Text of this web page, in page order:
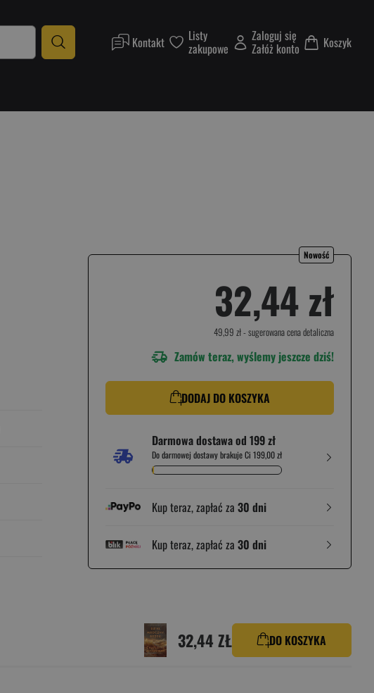
Kontakt Listy
zakupowe
Zaloguj się
Załóż konto Koszyk
Nowość
32,44 zł
49,99 zł- sugerowana cena detaliczna
Zamów teraz, wyślemy jeszcze dziś!
DODAJ DO KOSZYKA
Darmowa dostawa od 199 zł
Do darmowej dostawy brakuje Ci 199,00 zł
Kup teraz, zapłać za 30 dni
Kup teraz, zapłać za 30 dni
32,44 ZŁ DO KOSZYKA